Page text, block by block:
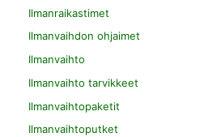
Ilmanraikastimet
Ilmanvaihdon ohjaimet
Ilmanvaihto
Ilmanvaihto tarvikkeet
Ilmanvaihtopaketit
Ilmanvaihtoputket